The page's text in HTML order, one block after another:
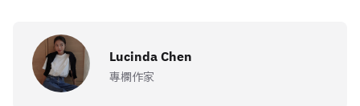
Lucinda Chen
專欄作家